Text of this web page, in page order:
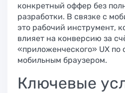
конкретный оффер без
разработки. В связке с
это рабочий инструмент,
влияет на конверсию за
«приложенческого» UX по
мобильным браузером.
Ключевые